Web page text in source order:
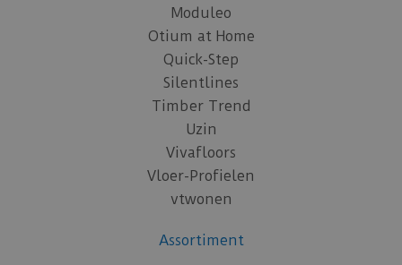
Moduleo
Otium at Home
Quick-Step
Silentlines
Timber Trend
Uzin
Vivafloors
Vloer-Profielen
vtwonen
Assortiment